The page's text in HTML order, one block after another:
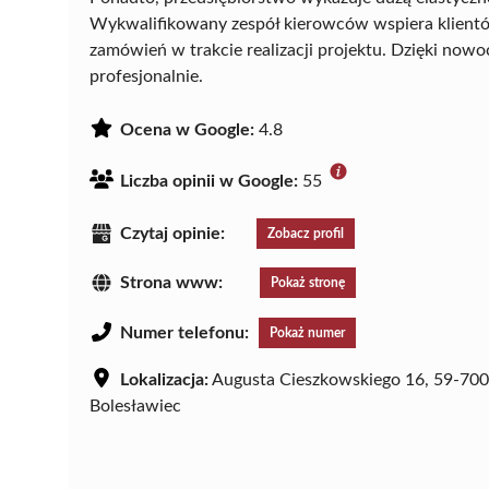
Wykwalifikowany zespół kierowców wspiera
zamówień w trakcie realizacji projektu. Dzięki
profesjonalnie.
Ocena w Google: 4.8
Liczba opinii w Google: 55
Czytaj opinie: Zobacz profil
Strona www: Pokaż stronę
Numer telefonu: Pokaż numer
Lokalizacja:Augusta Cieszkowskiego 16, 59-700
Bolesławiec